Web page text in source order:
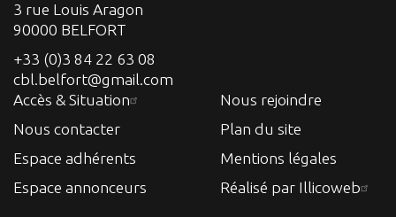
3 rue Louis Aragon
90000 BELFORT
+33 (0)3 84 22 63 08
cbl.belfort@gmail.com
Accès & Situation
Nous contacter
Espace adhérents
Espace annonceurs
Nous rejoindre
Plan du site
Mentions légales
Réalisé par Illicoweb